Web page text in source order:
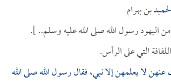
بن بهرام
اليهود رسول الله صلى الله عليه وسلم.. ].
التي على الرأس.
لا يعلمهن إلا نبي، فقال رسول الله صلى الله